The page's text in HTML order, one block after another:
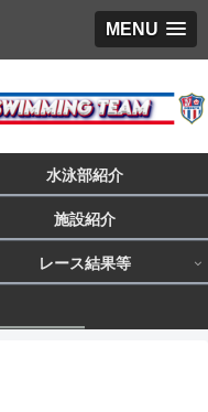
MENU
水泳部紹介
施設紹介
レース結果等